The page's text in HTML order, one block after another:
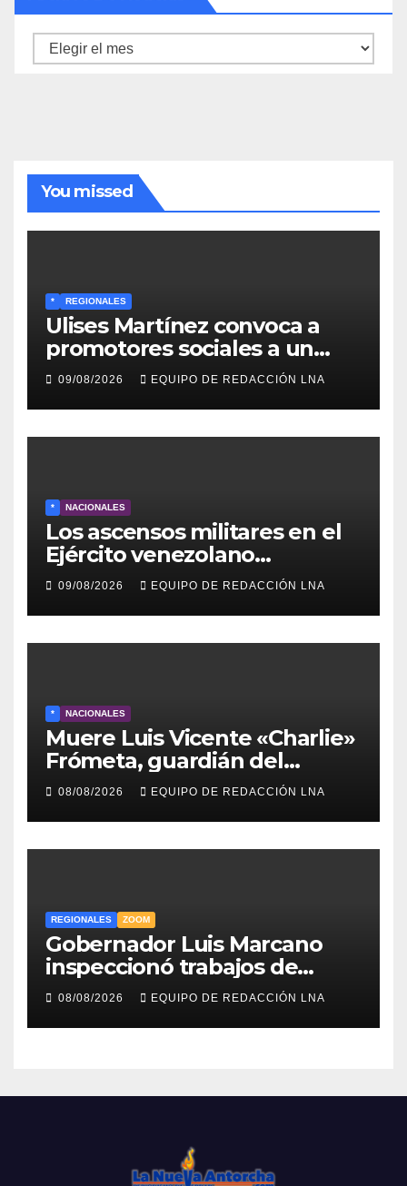
Archivo
You missed
* REGIONALES
Ulises Martínez convoca a
promotores sociales a un
encuentro estratégico este
lunes en Barcelona en contra
de los apagones y malos
servicios
09/08/2026 EQUIPO DE REDACCIÓN LNA
* NACIONALES
Los ascensos militares en el
Ejército venezolano
refuerzan el control político y
operativo de la Fuerza
Armada
09/08/2026 EQUIPO DE REDACCIÓN LNA
* NACIONALES
Muere Luis Vicente «Charlie»
Frómeta, guardián del
legado musical de la Billo’s
Caracas Boys
08/08/2026 EQUIPO DE REDACCIÓN LNA
REGIONALES ZOOM
Gobernador Luis Marcano
inspeccionó trabajos de
rehabilitación en al Av.
Intercomunal
08/08/2026 EQUIPO DE REDACCIÓN LNA